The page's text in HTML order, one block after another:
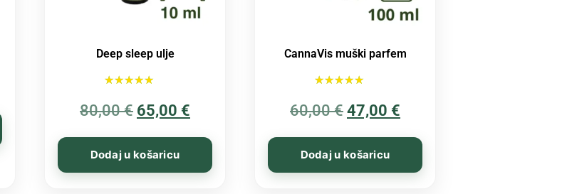
Deep sleep ulje
5.00
od 5
80,00€ 65,00 €
Dodaj u košaricu
CannaVis muški parfem
5.00
od 5
60,00€ 47,00 €
Dodaj u košaricu